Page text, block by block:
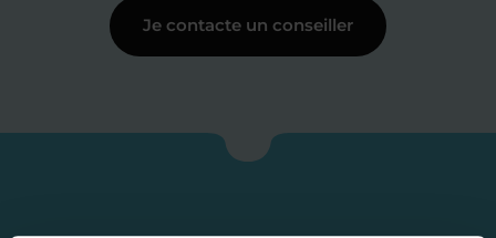
Je contacte un conseiller